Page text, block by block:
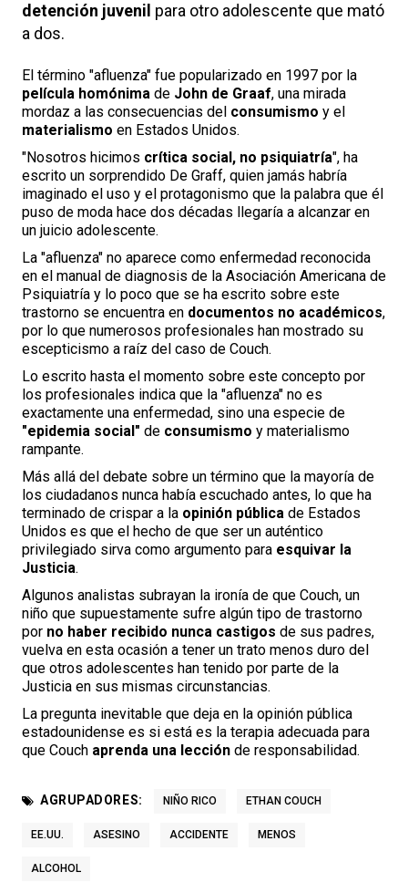
detención juvenil para otro adolescente que mató
a dos.
El término "afluenza" fue popularizado en 1997 por la
película homónima de John de Graaf, una mirada
mordaz a las consecuencias del consumismo y el
materialismo en Estados Unidos.
"Nosotros hicimos crítica social, no psiquiatría", ha
escrito un sorprendido De Graff, quien jamás habría
imaginado el uso y el protagonismo que la palabra que él
puso de moda hace dos décadas llegaría a alcanzar en
un juicio adolescente.
La "afluenza" no aparece como enfermedad reconocida
en el manual de diagnosis de la Asociación Americana de
Psiquiatría y lo poco que se ha escrito sobre este
trastorno se encuentra en documentos no académicos,
por lo que numerosos profesionales han mostrado su
escepticismo a raíz del caso de Couch.
Lo escrito hasta el momento sobre este concepto por
los profesionales indica que la "afluenza" no es
exactamente una enfermedad, sino una especie de
"epidemia social" de consumismo y materialismo
rampante.
Más allá del debate sobre un término que la mayoría de
los ciudadanos nunca había escuchado antes, lo que ha
terminado de crispar a la opinión pública de Estados
Unidos es que el hecho de que ser un auténtico
privilegiado sirva como argumento para esquivar la
Justicia.
Algunos analistas subrayan la ironía de que Couch, un
niño que supuestamente sufre algún tipo de trastorno
por no haber recibido nunca castigos de sus padres,
vuelva en esta ocasión a tener un trato menos duro del
que otros adolescentes han tenido por parte de la
Justicia en sus mismas circunstancias.
La pregunta inevitable que deja en la opinión pública
estadounidense es si está es la terapia adecuada para
que Couch aprenda una lección de responsabilidad.
AGRUPADORES: NIÑO RICO ETHAN COUCH
EE.UU. ASESINO ACCIDENTE MENOS
ALCOHOL